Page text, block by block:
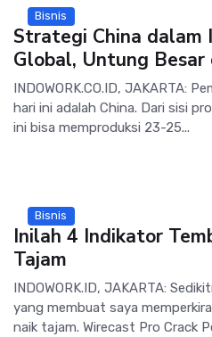
Bisnis
Strategi China
Global, Untung
INDOWORK.CO.ID, JAKARTA:
hari ini adalah China. Dari sisi
ini bisa memproduksi 23-25...
Bisnis
Inilah 4 Indikator
Tajam
INDOWORK.ID, JAKARTA:
yang membuat saya
naik tajam. Wirecast Pro Crack